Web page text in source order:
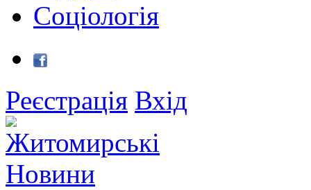
Соціологія
Реєстрація Вхід